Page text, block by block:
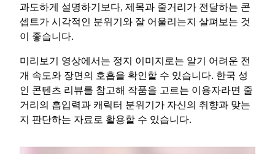
과도하게 설명하기보다, 제목과 줄거리가 전달하는 콘
셉트가 시각적인 분위기와 잘 어울리는지 살펴보는 것
이 좋습니다.
미리보기 영상에서는 정지 이미지로는 알기 어려운 전
개 속도와 장면의 호흡을 확인할 수 있습니다. 한국 성
인 콘텐츠 리뷰를 참고해 작품을 고르는 이용자라면 줄
거리의 흡입력과 캐릭터 분위기가 자신의 취향과 맞는
지 판단하는 자료로 활용할 수 있습니다.